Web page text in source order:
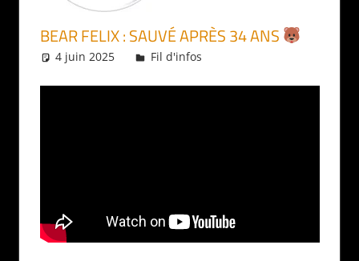
BEAR FELIX : SAUVÉ APRÈS 34 ANS
4 juin 2025 Daniel
Fil d'infos